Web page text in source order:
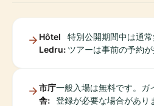
Hôtel
Ledru:
特別公開期間中は通
ツアーは事前の予約が
市庁
舎:
一般入場は無料です。ガ
登録が必要な場合があり